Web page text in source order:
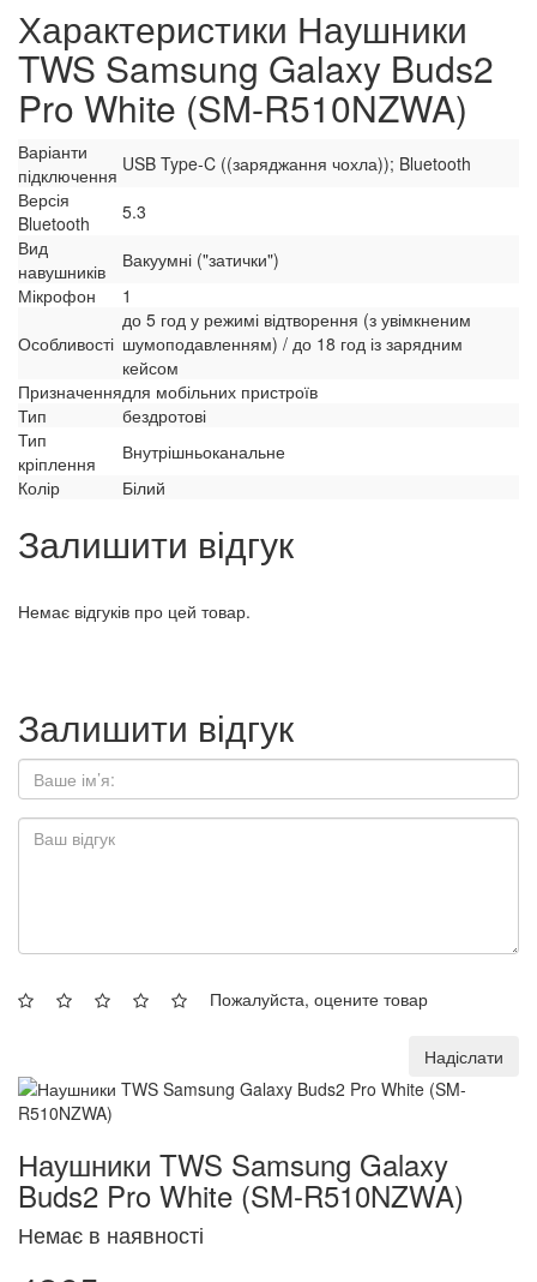
Характеристики Наушники
TWS Samsung Galaxy Buds2
Pro White (SM-R510NZWA)
Варіанти
підключення USB Type-C ((заряджання чохла)); Bluetooth
Версія
Bluetooth
5.3
Вид
навушників
Вакуумні ("затички")
Мікрофон
1
Особливості
до 5 год у режимі відтворення (з увімкненим
шумоподавленням) / до 18 год із зарядним
кейсом
Призначеннядля мобільних пристроїв
Тип
бездротові
Тип
кріплення
Внутрішньоканальне
Колір
Білий
Залишити відгук
Немає відгуків про цей товар.
Залишити відгук
Пожалуйста, оцените товар
Надіслати
Наушники TWS Samsung Galaxy
Buds2 Pro White (SM-R510NZWA)
Немає в наявності